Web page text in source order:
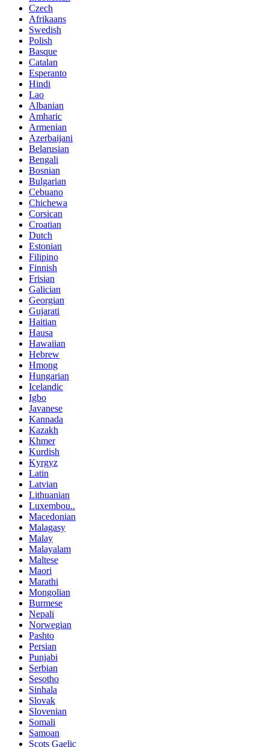
Czech
Afrikaans
Swedish
Polish
Basque
Catalan
Esperanto
Hindi
Lao
Albanian
Amharic
Armenian
Azerbaijani
Belarusian
Bengali
Bosnian
Bulgarian
Cebuano
Chichewa
Corsican
Croatian
Dutch
Estonian
Filipino
Finnish
Frisian
Galician
Georgian
Gujarati
Haitian
Hausa
Hawaiian
Hebrew
Hmong
Hungarian
Icelandic
Igbo
Javanese
Kannada
Kazakh
Khmer
Kurdish
Kyrgyz
Latin
Latvian
Lithuanian
Luxembou..
Macedonian
Malagasy
Malay
Malayalam
Maltese
Maori
Marathi
Mongolian
Burmese
Nepali
Norwegian
Pashto
Persian
Punjabi
Serbian
Sesotho
Sinhala
Slovak
Slovenian
Somali
Samoan
Scots Gaelic